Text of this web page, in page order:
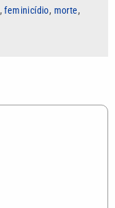
,feminicídio, morte,